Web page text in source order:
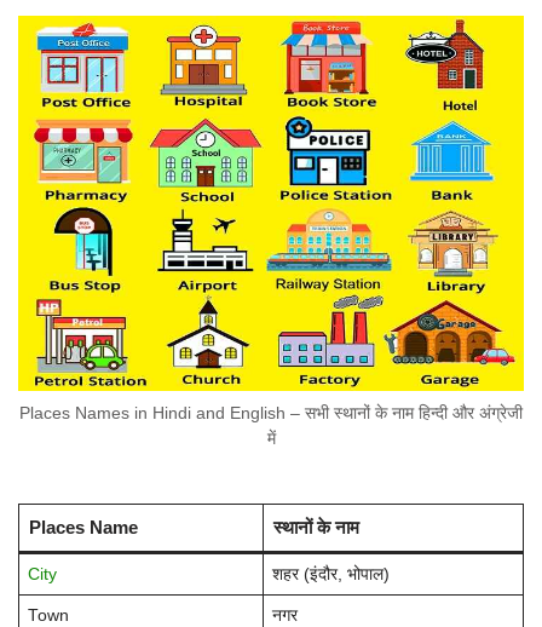
Places Names in Hindi and English – सभी स्थानों के नाम हिन्दी और अंग्रेजी
में
Places Name स्थानों के नाम
City शहर (इंदौर, भोपाल)
Town नगर